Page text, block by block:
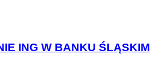
ING W BANKU ŚLĄSKIM